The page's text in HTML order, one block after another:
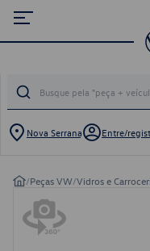
Nova Serrana Entre/
/Peças VW/Vidros e